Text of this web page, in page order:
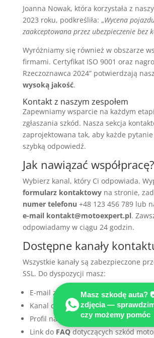
Joanna Nowak, która korzystała z
2023 roku, podkreśliła: „Wycena
zaakceptowana przez ubezpieczenie bez
Wyróżniamy się również w obszarze
firmami. Certyfikat ISO 9001 oraz
Rzeczoznawca 2024” potwierdzają
wysoką jakość.
Kontakt z naszym zespołem
Zapewniamy wsparcie na każdym
zgłaszania szkód. Nasza sekcja
zaprojektowana tak, aby każde pytanie
szybką odpowiedź.
Jak nawiązać współpracę?
Wybierz kanal, który Ci odpowiada.
formularz kontaktowyna stronie,
numer telefonu +48 123 456 789 lub
e-mail kontakt@motoexpert.pl.
odpowiadamy w ciągu 24 godzin.
Dostępne kanały
Wszystkie kanały są zabezpieczone
SSL. Do dyspozycji masz:
E-mail z potwierdzeniem
Kanal chatowy na stronie
Profil na LinkedIn i Facebook
Link do FAQdotyczących szkód
Masz szkodę auta?
zdjęcia —
czy możemy pomóc